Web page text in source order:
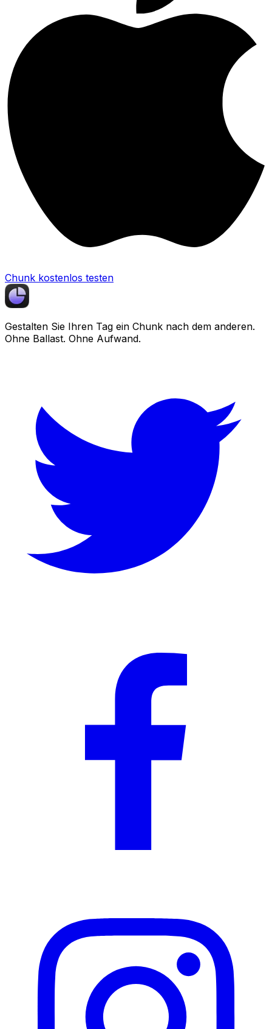
Chunk kostenlos testen
Gestalten Sie Ihren Tag ein Chunk nach dem anderen.
Ohne Ballast. Ohne Aufwand.